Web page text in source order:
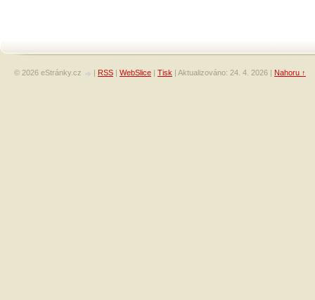
© 2026 eStránky.cz | RSS | WebSlice | Tisk | Aktualizováno: 24. 4. 2026 | Nahoru ↑